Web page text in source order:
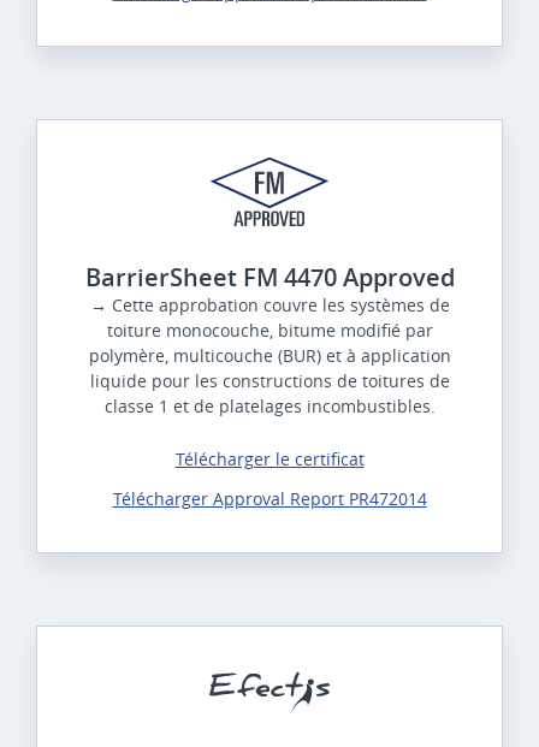
BarrierSheet FM 4470 Approved
→ Cette approbation couvre les systèmes de
toiture monocouche, bitume modifié par
polymère, multicouche (BUR) et à application
liquide pour les constructions de toitures de
classe 1 et de platelages incombustibles.
Télécharger le certificat
Télécharger Approval Report PR472014